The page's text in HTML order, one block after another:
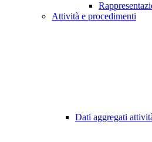
Attività e procedimenti
Dati aggregati